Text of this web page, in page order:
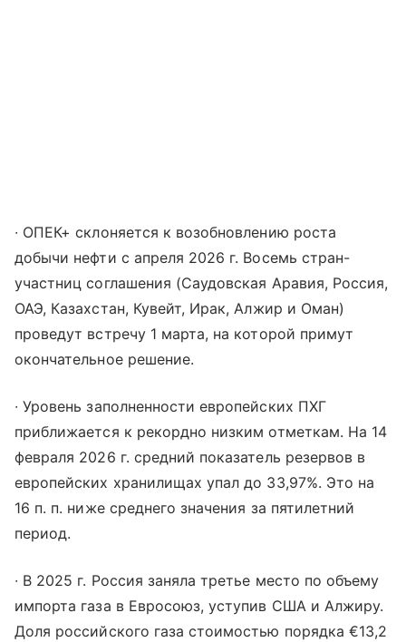
​∙ ОПЕК+ склоняется к возобновлению роста
добычи нефти с апреля 2026 г. Восемь стран-
участниц соглашения (Саудовская Аравия, Россия,
ОАЭ, Казахстан, Кувейт, Ирак, Алжир и Оман)
проведут встречу 1 марта, на которой примут
окончательное решение.​
∙ Уровень заполненности европейских ПХГ
приближается к рекордно низким отметкам. На 14
февраля 2026 г. средний показатель резервов в
европейских хранилищах упал до 33,97%. Это на
16 п. п. ниже среднего значения за пятилетний
период.
​∙ В 2025 г. Россия заняла третье место по объему
импорта газа в Евросоюз, уступив США и Алжиру.
Доля российского газа стоимостью порядка €13,2